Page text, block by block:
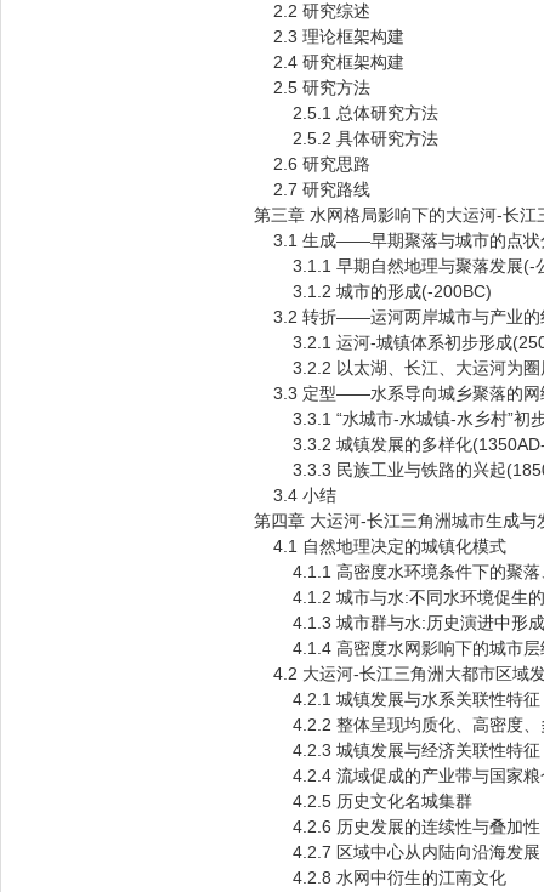
2.2 研究综述
2.3 理论框架构建
2.4 研究框架构建
2.5 研究方法
2.5.1 总体研究方法
2.5.2 具体研究方法
2.6 研究思路
2.7 研究路线
第三章 水网格局影响下的大运河-长
3.1 生成——早期聚落与城市的点状
3.1.1 早期自然地理与聚落发展(-
3.1.2 城市的形成(-200BC)
3.2 转折——运河两岸城市与产业的
3.2.1 运河-城镇体系初步形成
3.2.2 以太湖、长江、大运河为圈
3.3 定型——水系导向城乡聚落的网
3.3.1 “水城市-水城镇-水乡村”初
3.3.2 城镇发展的多样化
3.3.3 民族工业与铁路的兴起
3.4 小结
第四章 大运河-长江三角洲城市生成与
4.1 自然地理决定的城镇化模式
4.1.1 高密度水环境条件下的聚落
4.1.2 城市与水:不同水环境促生的
4.1.3 城市群与水:历史演进中形成
4.1.4 高密度水网影响下的城市层
4.2 大运河-长江三角洲大都市区域
4.2.1 城镇发展与水系关联性特征
4.2.2 整体呈现均质化、高密度、
4.2.3 城镇发展与经济关联性特征
4.2.4 流域促成的产业带与国家粮
4.2.5 历史文化名城集群
4.2.6 历史发展的连续性与叠加性
4.2.7 区域中心从内陆向沿海发展
4.2.8 水网中衍生的江南文化